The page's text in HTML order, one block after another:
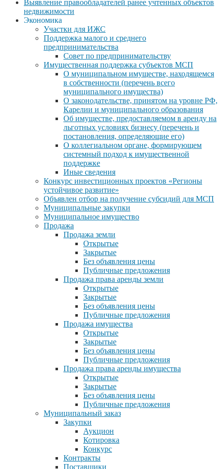
Выявление правообладателей ранее учтенных объектов
недвижимости
Экономика
Участки для ИЖС
Поддержка малого и среднего
предпринимательства
Совет по предпринимательству
Имущественная поддержка субъектов МСП
О муниципальном имуществе, находящемся
в собственности (перечень всего
муниципального имущества)
О законодательстве, принятом на уровне РФ,
Карелии и муниципального образования
Об имуществе, предоставляемом в аренду на
льготных условиях бизнесу (перечень и
постановления, определяющие его)
О коллегиальном органе, формирующем
системный подход к имущественной
поддержке
Иные сведения
Конкурс инвестиционных проектов «Регионы
устойчивое развитие»
Объявлен отбор на получение субсидий для МСП
Муниципальные закупки
Муниципальное имущество
Продажа
Продажа земли
Открытые
Закрытые
Без объявления цены
Публичные предложения
Продажа права аренды земли
Открытые
Закрытые
Без объявления цены
Публичные предложения
Продажа имущества
Открытые
Закрытые
Без объявления цены
Публичные предложения
Продажа права аренды имущества
Открытые
Закрытые
Без объявления цены
Публичные предложения
Муниципальный заказ
Закупки
Аукцион
Котировка
Конкурс
Контракты
Поставщики